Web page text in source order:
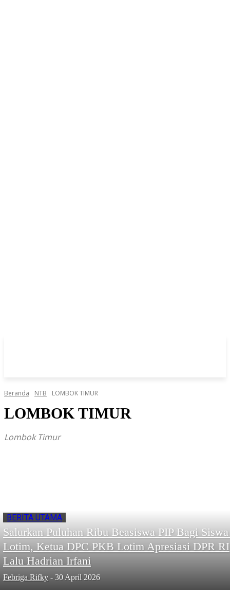
Beranda NTB LOMBOK TIMUR
LOMBOK TIMUR
Lombok Timur
BERITA UTAMA
Salurkan Puluhan Ribu Beasiswa PIP Bagi
Lotim, Ketua DPC PKB Lotim Apresiasi DPR RI
Lalu Hadrian Irfani
Febriga Rifky - 30 April 2026